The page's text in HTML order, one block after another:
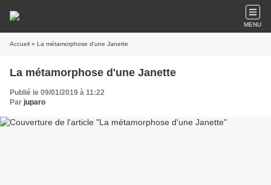
MENU
Accueil » La métamorphose d'une Janette
La métamorphose d'une Janette
Publié le 09/01/2019 à 11:22
Par juparo